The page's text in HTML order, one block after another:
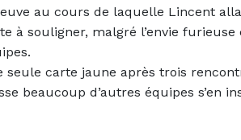
au cours de laquelle Lincent
à souligner, malgré l’envie
seule carte jaune après trois
beaucoup d’autres équipes s’en